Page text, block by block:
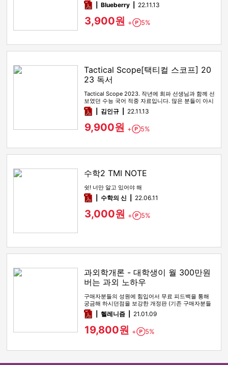
pdfBlueberry 22.11.13
3,900원 + Point
5%
Tactical Scope[택티컬 스코프] 20
23 독서
Tactical Scope 2023. 작년에 희파 선생님과 함께 선
보였던 수능 국어 적중 자료입니다. 많은 분들이 아시
다시피…
pdf김인규 22.11.13
9,900원 + Point
5%
수학2 TMI NOTE
쉿! 너만 알고 있어야 해
pdf수학의 신 22.06.11
3,000원 + Point
5%
과외학개론 - 대학생이 월 300만원
버는 과외 노하우
구매자분들의 성원에 힘입어서 무료 피드백을 통해
궁금해 하시던점을 보강한 개정판 (기존 구매자분들
은 연락이나 댓글 남겨주시…
pdf헬레니즘 21.01.09
19,800원 + Point
5%